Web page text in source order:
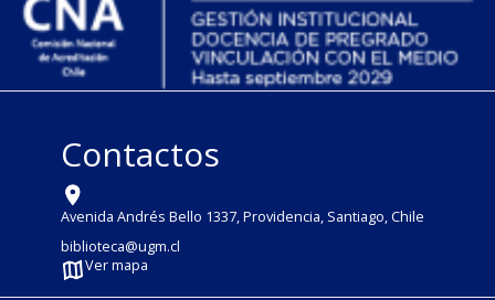
Contactos
Avenida Andrés Bello 1337, Providencia, Santiago, Chile
biblioteca@ugm.cl
Ver mapa